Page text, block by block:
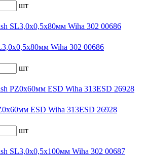
шт
Wiha 302 00686
шт
ESD Wiha 313ESD 26928
шт